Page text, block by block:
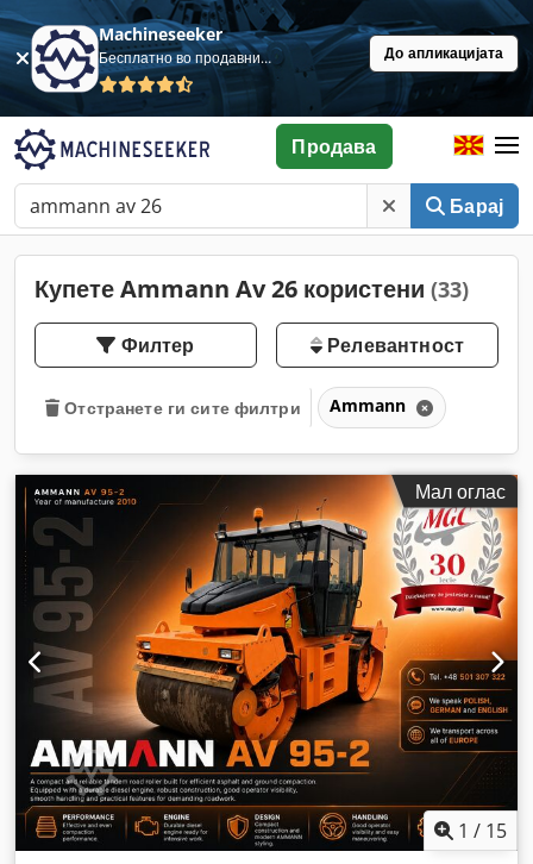
Machineseeker
Бесплатно во продавница До апликацијата
Барај
Продава
Купете Ammann Av 26 користени (33)
Филтер Релевантност
Отстранете ги сите филтри Ammann
Мал оглас
1 / 15